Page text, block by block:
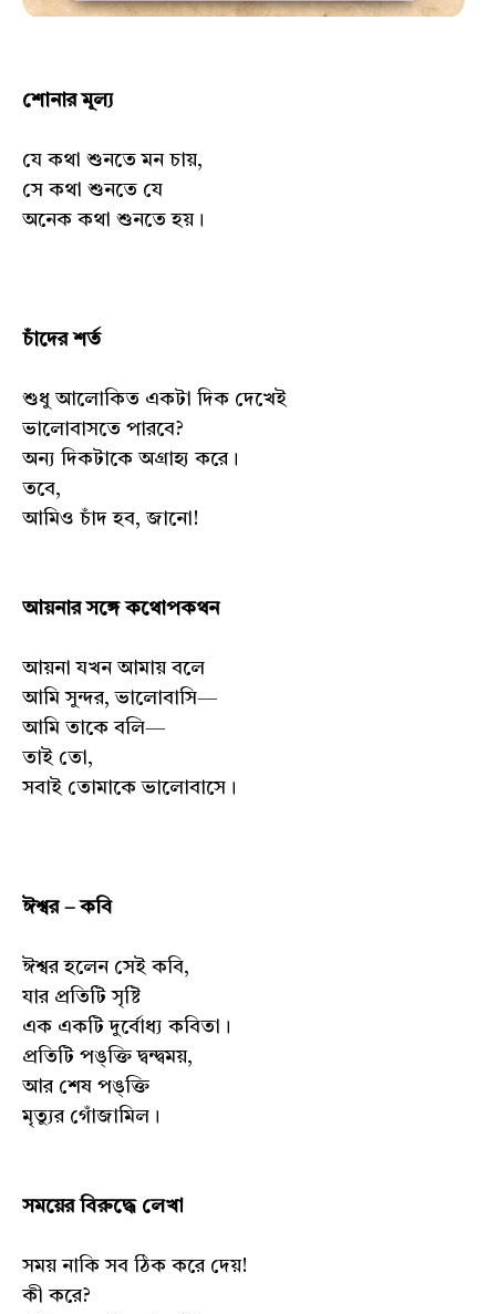
শোনার মূল্য
যে কথা শুনতে মন চায়,
সে কথা শুনতে যে
অনেক কথা শুনতে হয়।
চাঁদের শর্ত
শুধু আলোকিত একটা দিক দেখেই
ভালোবাসতে পারবে?
অন্য দিকটাকে অগ্রাহ্য করে।
তবে,
আমিও চাঁদ হব, জানো!
আয়নার সঙ্গে কথোপকথন
আয়না যখন আমায় বলে
আমি সুন্দর, ভালোবাসি—
আমি তাকে বলি—
তাই তো,
সবাই তোমাকে ভালোবাসে।
ঈশ্বর – কবি
ঈশ্বর হলেন সেই কবি,
যার প্রতিটি সৃষ্টি
এক একটি দুর্বোধ্য কবিতা।
প্রতিটি পঙ্‌ক্তি দ্বন্দ্বময়,
আর শেষ পঙ্‌ক্তি
মৃত্যুর গোঁজামিল।
সময়ের বিরুদ্ধে লেখা
সময় নাকি সব ঠিক করে দেয়!
কী করে?